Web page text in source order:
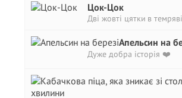
Цок-Цок
Дві жовті цятки в темряві
Апельсин на
Дуже добра історія ❤️